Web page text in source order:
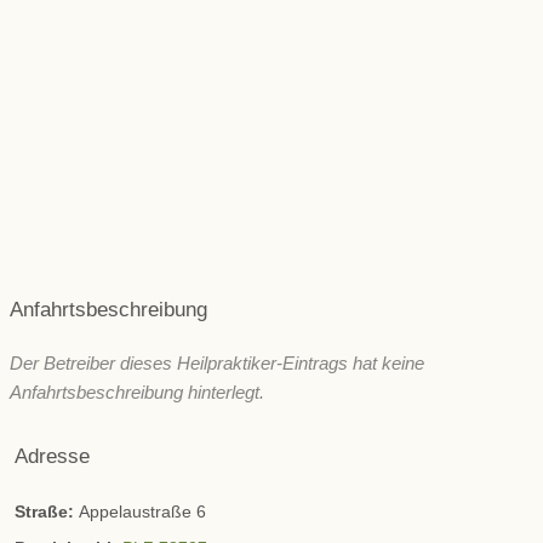
Anfahrtsbeschreibung
Der Betreiber dieses Heilpraktiker-Eintrags hat keine
Anfahrtsbeschreibung hinterlegt.
Adresse
Straße: Appelaustraße 6